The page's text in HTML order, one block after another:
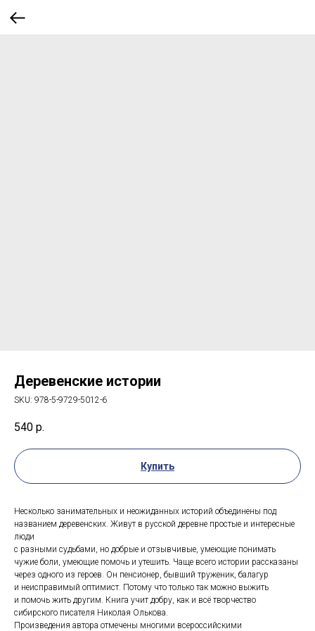
Деревенские истории
SKU: 978-5-9729-5012-6
540 р.
Купить
Несколько занимательных и неожиданных историй объединены под
названием деревенских. Живут в русской деревне простые и интересные
люди
с разными судьбами, но добрые и отзывчивые, умеющие понимать
чужие боли, умеющие помочь и утешить. Чаще всего истории рассказаны
через одного из героев. Он пенсионер, бывший труженик, балагур
и неисправимый оптимист. Потому что только так можно выжить
и помочь жить другим. Книга учит добру, как и всё творчество
сибирского писателя Николая Олькова.
Произведения автора отмечены многими всероссийскими